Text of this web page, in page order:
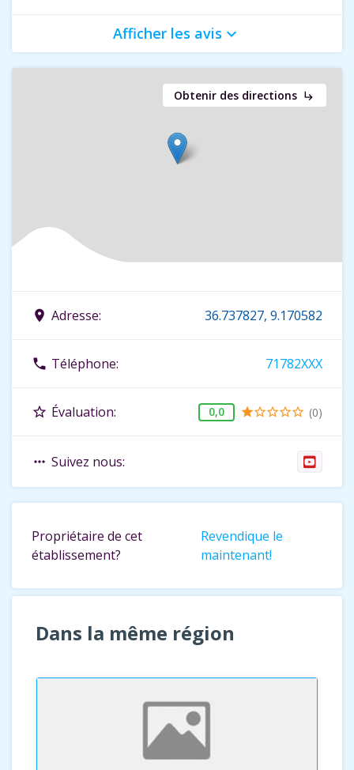
Afficher les avis keyboard_arrow_down
Obtenir des directions subdirectory_arrow_right
place Adresse: 36.737827, 9.170582
phone Téléphone: 71782XXX
star_border Évaluation: 0,0 starstar_borderstar_borderstar_borderstar_border (0)
more_horiz Suivez nous:
Propriétaire de cet
établissement?
Revendique le
maintenant!
Dans la même région